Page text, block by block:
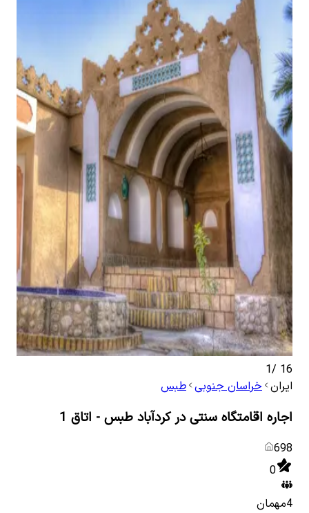
16
/
1
ایران خراسان جنوبی طبس
اجاره اقامتگاه سنتی در کردآباد طبس - اتاق 1
698
0
4مهمان